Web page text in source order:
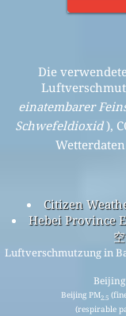
Die
einatembarer
Schwefeldioxid),
Citizen
Hebei Province
Luftverschmutzung in
Beijing PM2.5
(respirable